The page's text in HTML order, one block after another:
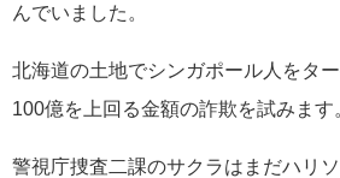
んでいました。
北海道の土地でシンガポール人をタ
100億を上回る金額の詐欺を試みます
警視庁捜査二課のサクラはまだハリ